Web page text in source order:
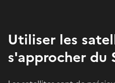
Utiliser les
s'approcher du